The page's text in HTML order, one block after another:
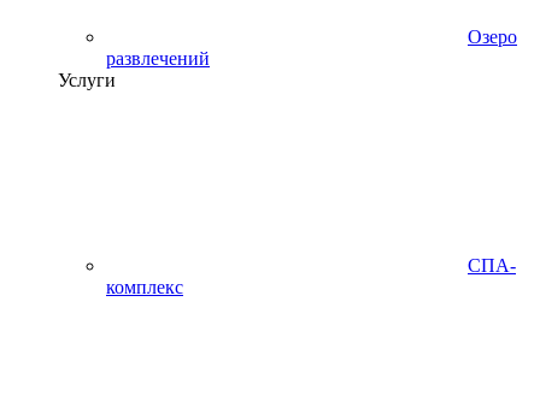
Озеро
развлечений
Услуги
СПА-
комплекс